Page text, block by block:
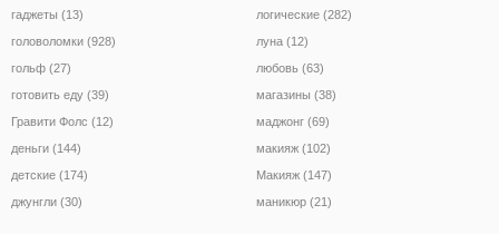
гаджеты (13)
головоломки (928)
гольф (27)
готовить еду (39)
Гравити Фолс (12)
деньги (144)
детские (174)
джунгли (30)
логические (282)
луна (12)
любовь (63)
магазины (38)
маджонг (69)
макияж (102)
Макияж (147)
маникюр (21)